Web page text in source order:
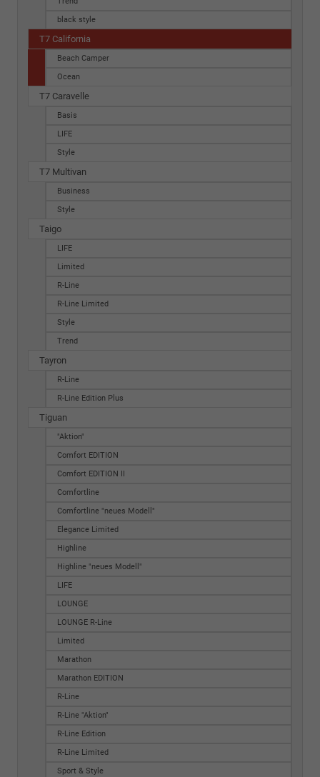
black style
T7 California
Beach Camper
Ocean
T7 Caravelle
Basis
LIFE
Style
T7 Multivan
Business
Style
Taigo
LIFE
Limited
R-Line
R-Line Limited
Style
Trend
Tayron
R-Line
R-Line Edition Plus
Tiguan
"Aktion"
Comfort EDITION
Comfort EDITION II
Comfortline
Comfortline "neues Modell"
Elegance Limited
Highline
Highline "neues Modell"
LIFE
LOUNGE
LOUNGE R-Line
Limited
Marathon
Marathon EDITION
R-Line
R-Line "Aktion"
R-Line Edition
R-Line Limited
Sport & Style